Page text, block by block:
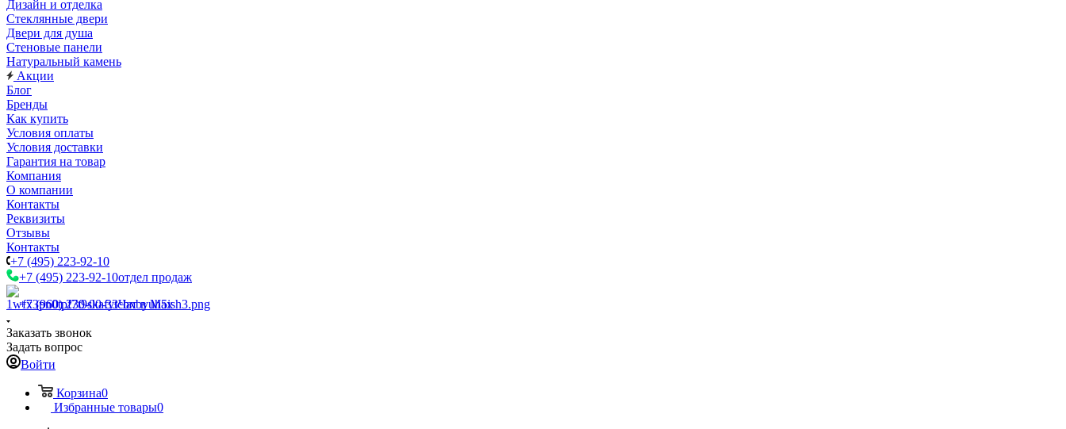
Дизайн и отделка
Стеклянные двери
Двери для душа
Стеновые панели
Натуральный камень
Акции
Блог
Бренды
Как купить
Условия оплаты
Условия доставки
Гарантия на товар
Компания
О компании
Контакты
Реквизиты
Отзывы
Контакты
+7 (495) 223-92-10
+7 (495) 223-92-10отдел продаж
+7 (960) 230-00-33Чат в Max
Заказать звонок
Задать вопрос
Войти
Корзина0
Избранные товары0